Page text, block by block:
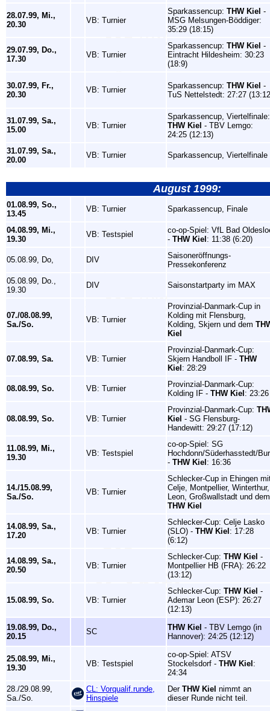
28.07.99, Mi.,
20.30
VB: Turnier
Sparkassencup: THW Kiel -
MSG Melsungen-Böddiger:
35:29 (18:15)
29.07.99, Do.,
17.30
VB: Turnier
Sparkassencup: THW Kiel -
Eintracht Hildesheim: 30:23
(18:9)
30.07.99, Fr.,
20.30
VB: Turnier Sparkassencup: THW Kiel -
TuS Nettelstedt: 27:27
31.07.99, Sa.,
15.00
VB: Turnier
Sparkassencup, Viertelfinale:
THW Kiel - TBV Lemgo:
24:25 (12:13)
31.07.99, Sa.,
20.00
VB: Turnier Sparkassencup, Viertelfinale
August 1999:
01.08.99, So.,
13.45
VB: Turnier Sparkassencup, Finale
04.08.99, Mi.,
19.30
VB: Testspiel
co-op-Spiel: VfL Bad
- THW Kiel : 11:38 (6:20)
05.08.99, Do, DIV
Saisoneröffnungs-
Pressekonferenz
05.08.99, Do.,
19.30
DIV Saisonstartparty im MAX
07./08.08.99,
Sa./So.
VB: Turnier
Provinzial-Danmark-Cup in
Kolding mit Flensburg,
Kolding, Skjern und dem
Kiel
07.08.99, Sa. VB: Turnier
Provinzial-Danmark-Cup:
Skjern Handboll IF - THW
Kiel : 28:29
08.08.99, So. VB: Turnier
Provinzial-Danmark-Cup:
Kolding IF - THW Kiel : 23:26
08.08.99, So. VB: Turnier
Provinzial-Danmark-Cup:
Kiel - SG Flensburg-
Handewitt: 29:27 (17:12)
11.08.99, Mi.,
19.30
VB: Testspiel
co-op-Spiel: SG
Hochdonn/Süderhasstedt/
- THW Kiel : 16:36
14./15.08.99,
Sa./So.
VB: Turnier
Schlecker-Cup in Ehingen
Celje, Montpellier, Winterthur,
Leon, Großwallstadt und dem
THW Kiel
14.08.99, Sa.,
17.20
VB: Turnier
Schlecker-Cup: Celje Lasko
(SLO) - THW Kiel : 17:28
(6:12)
14.08.99, Sa.,
20.50
VB: Turnier
Schlecker-Cup: THW Kiel -
Montpellier HB (FRA): 26:22
(13:12)
15.08.99, So. VB: Turnier
Schlecker-Cup: THW Kiel -
Ademar Leon (ESP): 26:27
(12:13)
19.08.99, Do.,
20.15
SC THW Kiel - TBV Lemgo (in
Hannover): 24:25 (12:12)
25.08.99, Mi.,
19.30
VB: Testspiel
co-op-Spiel: ATSV
Stockelsdorf - THW Kiel :
24:34
28./29.08.99,
Sa./So.
CL: Vorqualif.runde,
Hinspiele
Der THW Kiel nimmt an
dieser Runde nicht teil.